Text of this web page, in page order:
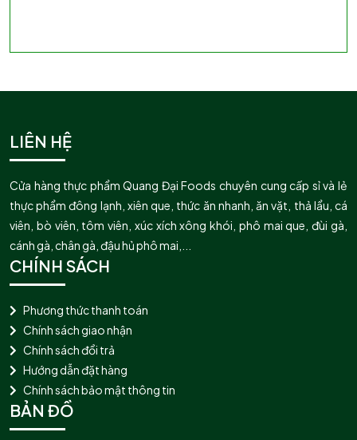
LIÊN HỆ
Cửa hàng thực phẩm Quang Đại Foods chuyên cung cấp sỉ và lẻ
thực phẩm đông lạnh, xiên que, thức ăn nhanh, ăn vặt, thả lẩu, cá
viên, bò viên, tôm viên, xúc xích xông khói, phô mai que, đùi gà,
cánh gà, chân gà, đậu hủ phô mai,...
CHÍNH SÁCH
Phương thức thanh toán
Chính sách giao nhận
Chính sách đổi trả
Hướng dẫn đặt hàng
Chính sách bảo mật thông tin
BẢN ĐỒ